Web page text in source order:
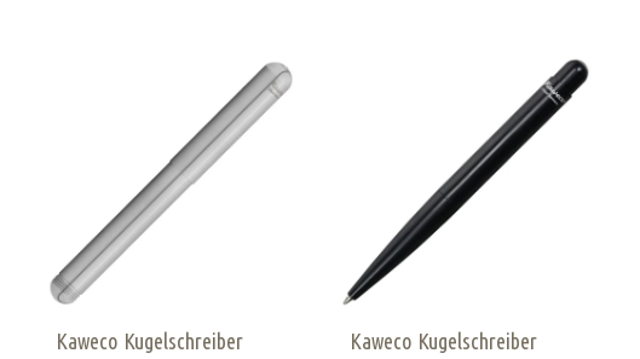
Kaweco Kugelschreiber
Kaweco Kugelschreiber